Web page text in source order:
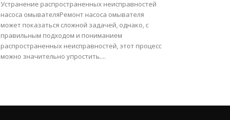
Устранение распространенных неисправностей
насоса омывателяРемонт насоса омывателя
может показаться сложной задачей, однако, с
правильным подходом и пониманием
распространенных неисправностей, этот процесс
можно значительно упростить....